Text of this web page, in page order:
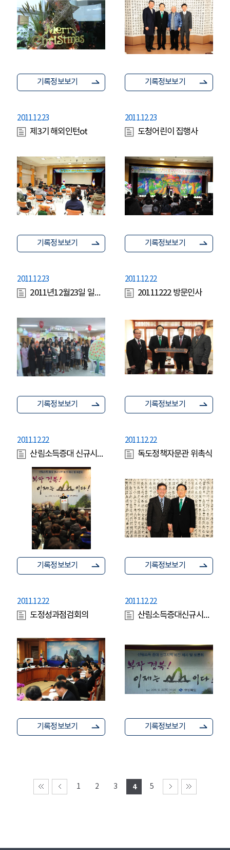
기록정보보기 기록정보보기
2011.12.23
제3기 해외인턴ot
기록정보보기
2011.12.23
도청어린이 집행사
기록정보보기
2011.12.23
2011년12월23일 일일뉴스
기록정보보기
2011.12.22
20111222 방문인사
기록정보보기
2011.12.22
산림소득증대 신규시책비전제시 및 토론회
기록정보보기
2011.12.22
독도정책자문관 위촉식
기록정보보기
2011.12.22
도정성과점검회의
기록정보보기
2011.12.22
산림소득증대신규시책토론회
기록정보보기
1 2 3 4 5